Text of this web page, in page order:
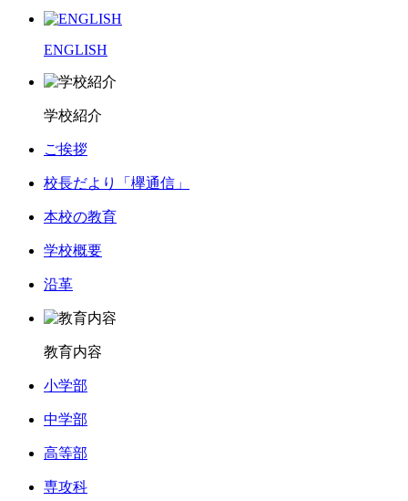
ENGLISH
学校紹介
ご挨拶
校長だより「欅通信」
本校の教育
学校概要
沿革
教育内容
小学部
中学部
高等部
専攻科